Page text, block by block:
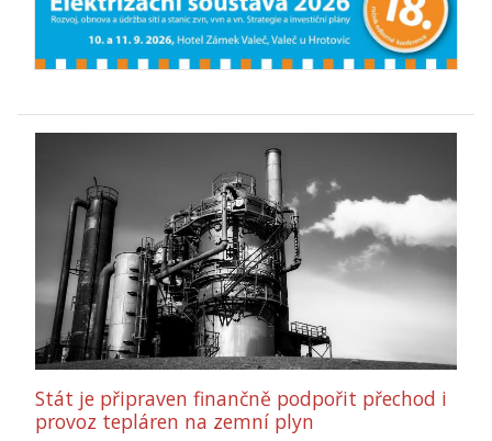
Stát je připraven finančně podpořit přechod i
provoz tepláren na zemní plyn